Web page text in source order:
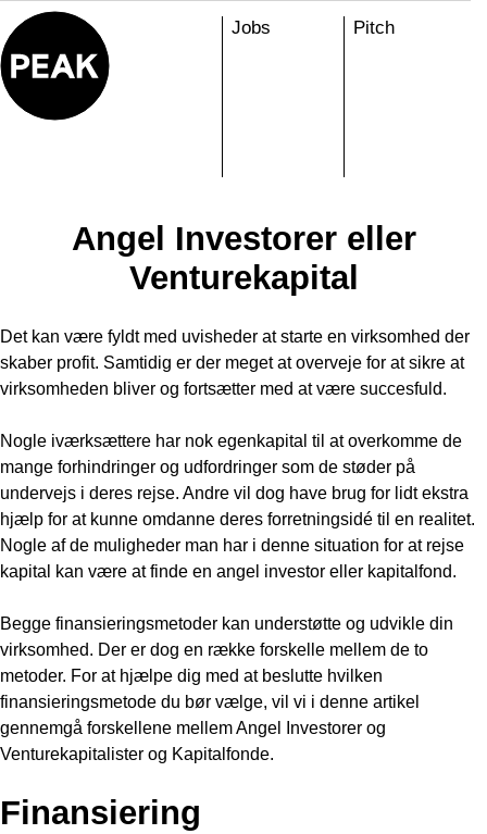
to
content
Jobs Pitch
Angel Investorer eller
Venturekapital
Det kan være fyldt med uvisheder at starte en virksomhed der
skaber profit. Samtidig er der meget at overveje for at sikre at
virksomheden bliver og fortsætter med at være succesfuld.
Nogle iværksættere har nok egenkapital til at overkomme de
mange forhindringer og udfordringer som de støder på
undervejs i deres rejse. Andre vil dog have brug for lidt ekstra
hjælp for at kunne omdanne deres forretningsidé til en realitet.
Nogle af de muligheder man har i denne situation for at rejse
kapital kan være at finde en angel investor eller kapitalfond.
Begge finansieringsmetoder kan understøtte og udvikle din
virksomhed. Der er dog en række forskelle mellem de to
metoder. For at hjælpe dig med at beslutte hvilken
finansieringsmetode du bør vælge, vil vi i denne artikel
gennemgå forskellene mellem Angel Investorer og
Venturekapitalister og Kapitalfonde.
Finansiering